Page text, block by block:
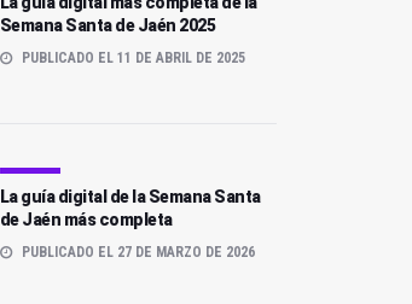
Semana Santa de Jaén 2025
PUBLICADO EL 11 DE ABRIL DE 2025
La guía digital de la Semana Santa
de Jaén más completa
PUBLICADO EL 27 DE MARZO DE 2026